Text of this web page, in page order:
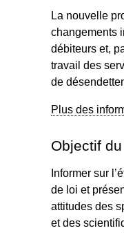
La nouvelle
changements
débiteurs et,
travail des
de
Plus des
Objectif
Informer sur
de loi et
attitudes des
et des